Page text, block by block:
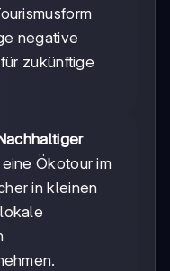
negative
zukünftige
Ökotour im
in kleinen